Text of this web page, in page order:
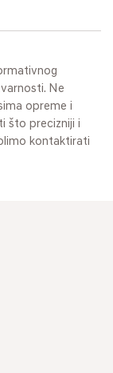
Ne
opreme i
što precizniji i
kontaktirati